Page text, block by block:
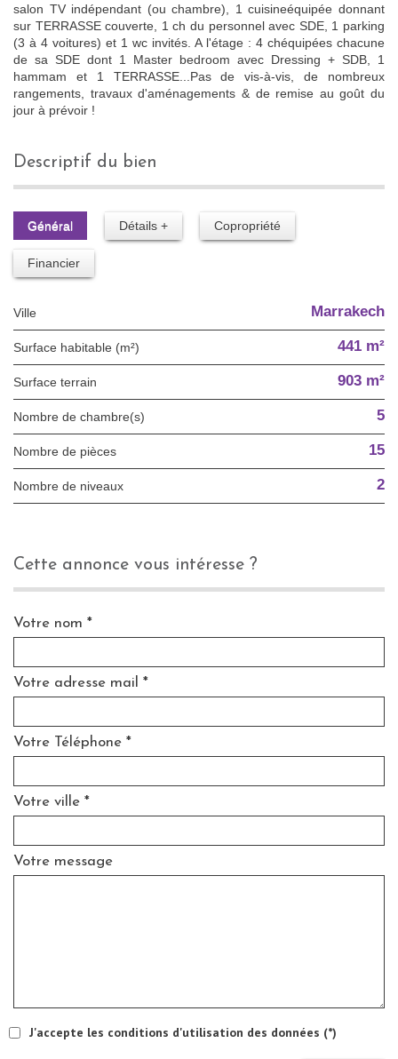
salon TV indépendant (ou chambre), 1 cuisineéquipée donnant
sur TERRASSE couverte, 1 ch du personnel avec SDE, 1 parking
(3 à 4 voitures) et 1 wc invités. A l'étage : 4 chéquipées chacune
de sa SDE dont 1 Master bedroom avec Dressing + SDB, 1
hammam et 1 TERRASSE...Pas de vis-à-vis, de nombreux
rangements, travaux d'aménagements & de remise au goût du
jour à prévoir !
descriptif du bien
Général Détails + Copropriété
Financier
Ville Marrakech
Surface habitable (m²) 441 m²
surface terrain 903 m²
Nombre de chambre(s) 5
Nombre de pièces 15
Nombre de niveaux 2
cette annonce vous intéresse ?
Votre nom *
Votre adresse mail *
Votre Téléphone *
Votre ville *
Votre message
J'accepte les conditions d'utilisation des données (*)